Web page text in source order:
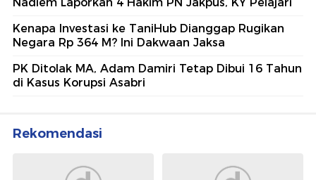
Kenapa Investasi ke TaniHub Dianggap Rugikan
Negara Rp 364 M? Ini Dakwaan Jaksa
PK Ditolak MA, Adam Damiri Tetap Dibui 16 Tahun
di Kasus Korupsi Asabri
Rekomendasi